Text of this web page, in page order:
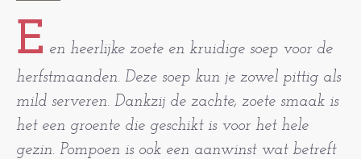
E en heerlijke zoete en kruidige soep voor de
herfstmaanden. Deze soep kun je zowel pittig als
mild serveren. Dankzij de zachte, zoete smaak is
het een groente die geschikt is voor het hele
gezin. Pompoen is ook een aanwinst wat betreft